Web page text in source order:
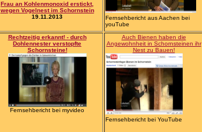
Frau an Kohlenmonoxid erstickt,
wegen Vogelnest im Schornstein
19.11.2013
Fernsehbericht aus Aachen bei
youTube
Rechtzeitig erkannt! - durch
Dohlennester verstopfte
Schornsteine!
Fernsehbericht bei myvideo
Auch Bienen haben die
Angewohnheit in Schornsteinen ihr
Nest zu Bauen!
Fernsehbericht bei YouTube